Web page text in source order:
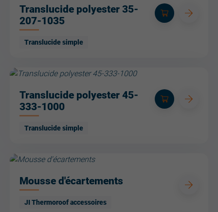
Translucide polyester 35-
207-1035
Translucide simple
Translucide polyester 45-
333-1000
Translucide simple
Mousse d'écartements
JI Thermoroof accessoires